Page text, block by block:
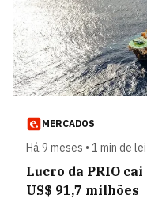
MERCADOS
Há 9 meses • 1 min de
Lucro da PRIO
US$ 91,7 milhões